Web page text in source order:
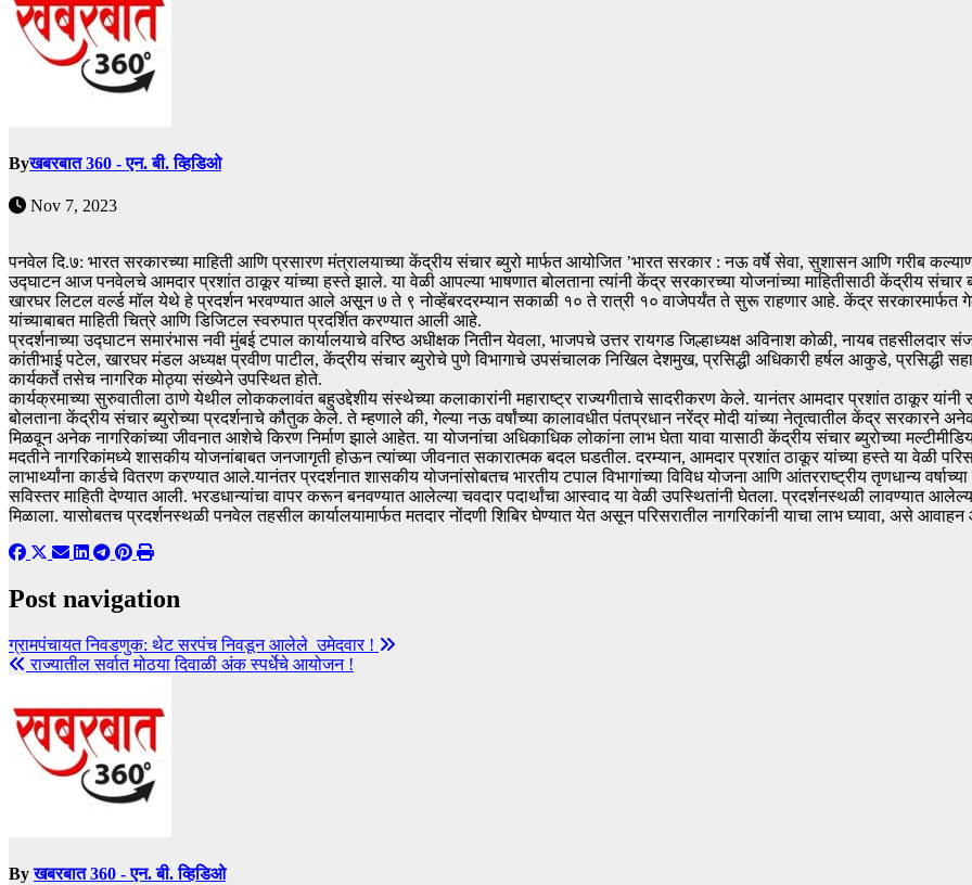
Byखबरबात 360 - एन. बी. व्हिडिओ
Nov 7, 2023
पनवेल दि.७: भारत सरकारच्या माहिती आणि प्रसारण मंत्रालयाच्या केंद्रीय संचार ब्युरो मार्फत आयोजित ’भारत सरकार : नऊ वर्षे सेवा, सुशासन आणि गरीब
उद्घाटन आज पनवेलचे आमदार प्रशांत ठाकूर यांच्या हस्ते झाले. या वेळी आपल्या भाषणात बोलताना त्यांनी केंद्र सरकारच्या योजनांच्या माहितीसाठी केंद्रीय
खारघर लिटल वर्ल्ड मॉल येथे हे प्रदर्शन भरवण्यात आले असून ७ ते ९ नोव्हेंबरदरम्यान सकाळी १० ते रात्री १० वाजेपर्यंत ते सुरू राहणार आहे. केंद्र सरकारमार्फत
यांच्याबाबत माहिती चित्रे आणि डिजिटल स्वरुपात प्रदर्शित करण्यात आली आहे.
प्रदर्शनाच्या उद्घाटन समारंभास नवी मुंबई टपाल कार्यालयाचे वरिष्ठ अधीक्षक नितीन येवला, भाजपचे उत्तर रायगड जिल्हाध्यक्ष अविनाश कोळी, नायब
कांतीभाई पटेल, खारघर मंडल अध्यक्ष प्रवीण पाटील, केंद्रीय संचार ब्युरोचे पुणे विभागाचे उपसंचालक निखिल देशमुख, प्रसिद्धी अधिकारी हर्षल आकुडे, प्रसिद्धी
कार्यकर्ते तसेच नागरिक मोठ्या संख्येने उपस्थित होते.
कार्यक्रमाच्या सुरुवातीला ठाणे येथील लोककलावंत बहुउद्देशीय संस्थेच्या कलाकारांनी महाराष्ट्र राज्यगीताचे सादरीकरण केले. यानंतर आमदार प्रशांत ठाकूर
बोलताना केंद्रीय संचार ब्युरोच्या प्रदर्शनाचे कौतुक केले. ते म्हणाले की, गेल्या नऊ वर्षांच्या कालावधीत पंतप्रधान नरेंद्र मोदी यांच्या नेतृत्वातील केंद्र
मिळवून अनेक नागरिकांच्या जीवनात आशेचे किरण निर्माण झाले आहेत. या योजनांचा अधिकाधिक लोकांना लाभ घेता यावा यासाठी केंद्रीय संचार ब्युरोच्या
मदतीने नागरिकांमध्ये शासकीय योजनांबाबत जनजागृती होऊन त्यांच्या जीवनात सकारात्मक बदल घडतील. दरम्यान, आमदार प्रशांत ठाकूर यांच्या हस्ते या वेळी
लाभार्थ्यांना कार्डचे वितरण करण्यात आले.यानंतर प्रदर्शनात शासकीय योजनांसोबतच भारतीय टपाल विभागांच्या विविध योजना आणि आंतरराष्ट्रीय तृणधान्य
सविस्तर माहिती देण्यात आली. भरडधान्यांचा वापर करून बनवण्यात आलेल्या चवदार पदार्थांचा आस्वाद या वेळी उपस्थितांनी घेतला. प्रदर्शनस्थळी लावण्यात
मिळाला. यासोबतच प्रदर्शनस्थळी पनवेल तहसील कार्यालयामार्फत मतदार नोंदणी शिबिर घेण्यात येत असून परिसरातील नागरिकांनी याचा लाभ घ्यावा, असे
Post navigation
ग्रामपंचायत निवडणुक: थेट सरपंच निवडून आलेले उमेदवार !
राज्यातील सर्वात मोठया दिवाळी अंक स्पर्धेचे आयोजन !
Byखबरबात 360 - एन. बी. व्हिडिओ